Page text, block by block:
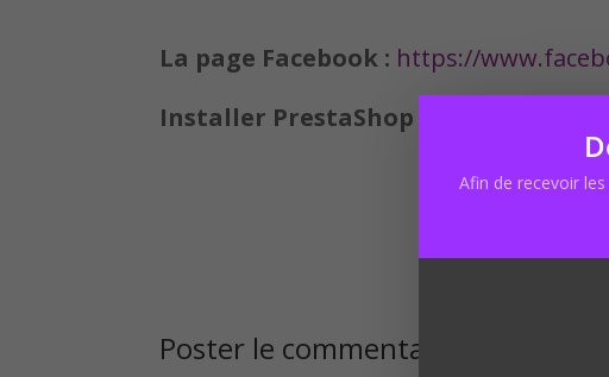
La page Facebook : https://
Installer PrestaShop comme un pro :
Poster le commentaire
Afin de recevoir